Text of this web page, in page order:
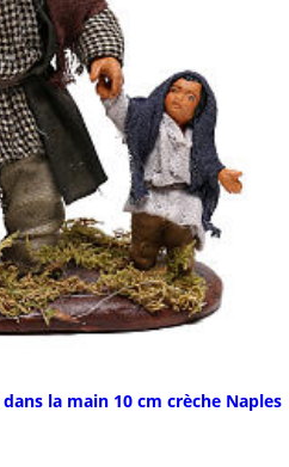
la main 10 cm crèche Naples